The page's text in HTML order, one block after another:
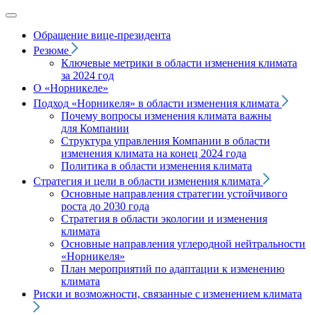
Обращение вице‑президента
Резюме
Ключевые метрики в области изменения климата
за 2024 год
О «Норникеле»
Подход «Норникеля» в области изменения климата
Почему вопросы изменения климата важны
для Компании
Структура управления Компании в области
изменения климата на конец 2024 года
Политика в области изменения климата
Стратегия и цели в области изменения климата
Основные направления стратегии устойчивого
роста до 2030 года
Стратегия в области экологии и изменения
климата
Основные направления углеродной нейтральности
«Норникеля»
План мероприятий по адаптации к изменению
климата
Риски и возможности, связанные с изменением климата